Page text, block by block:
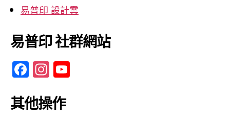
易普印 設計雲
易普印 社群網站
F
c
In
a
其他操作